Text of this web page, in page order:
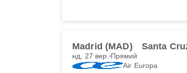
Madrid (MAD) Santa
нд, 27 вер. Прямий
Air Europa